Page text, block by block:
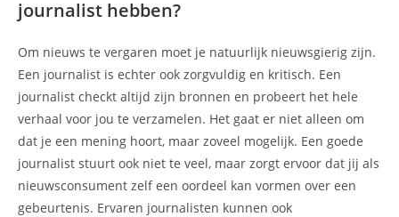
journalist hebben?
Om nieuws te vergaren moet je natuurlijk nieuwsgierig zijn.
Een journalist is echter ook zorgvuldig en kritisch. Een
journalist checkt altijd zijn bronnen en probeert het hele
verhaal voor jou te verzamelen. Het gaat er niet alleen om
dat je een mening hoort, maar zoveel mogelijk. Een goede
journalist stuurt ook niet te veel, maar zorgt ervoor dat jij als
nieuwsconsument zelf een oordeel kan vormen over een
gebeurtenis. Ervaren journalisten kunnen ook